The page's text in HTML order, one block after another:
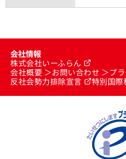
会社情報
株式会社いーふらん
会社概要
お問い合わせ
プ
反社会勢力排除宣言
特別国際